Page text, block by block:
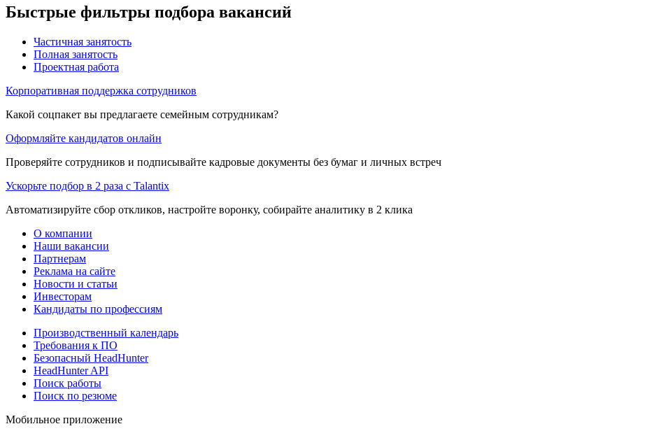
Быстрые фильтры подбора вакансий
Частичная занятость
Полная занятость
Проектная работа
Корпоративная поддержка сотрудников
Какой соцпакет вы предлагаете семейным сотрудникам?
Оформляйте кандидатов онлайн
Проверяйте сотрудников и подписывайте кадровые документы без бумаг и личных встреч
Ускорьте подбор в 2 раза с Talantix
Автоматизируйте сбор откликов, настройте воронку, собирайте аналитику в 2 клика
О компании
Наши вакансии
Партнерам
Реклама на сайте
Новости и статьи
Инвесторам
Кандидаты по профессиям
Производственный календарь
Требования к ПО
Безопасный HeadHunter
HeadHunter API
Поиск работы
Поиск по резюме
Мобильное приложение